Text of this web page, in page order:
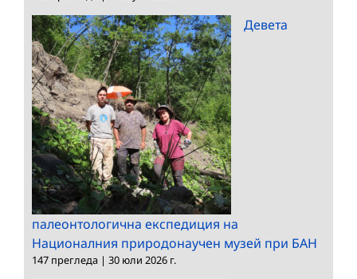
палеонтологична експедиция на
Националния природонаучен музей при БАН
147 прегледа|30 юли 2026 г.